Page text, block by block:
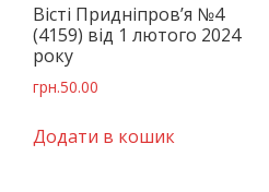
Вісті Придніпров’я №4
(4159) від 1 лютого 2024
року
грн.50.00
Додати в кошик